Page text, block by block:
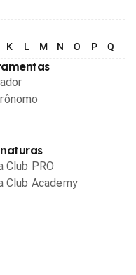
K L M N O P Q
Club PRO
Club Academy